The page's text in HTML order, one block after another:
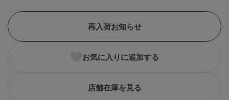
BANDOLIER
バンドリヤー
Barbour
再入荷お知らせ
お気に入りに追加する
店舗在庫を見る